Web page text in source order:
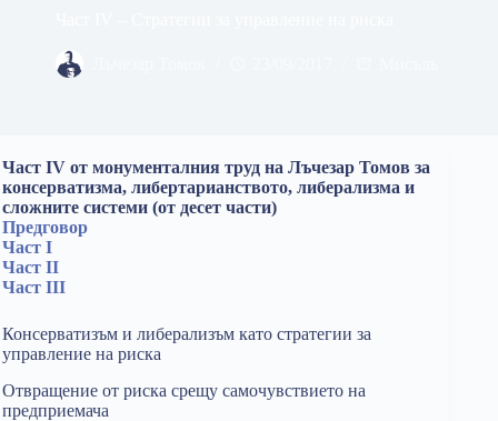
Част IV от монументалния труд на Лъчезар Томов за
консерватизма, либертарианството, либерализма и
сложните системи (от десет части)
Предговор
Част I
Част II
Част III
Консерватизъм и либерализъм като стратегии за
управление на риска
Отвращение от риска срещу самочувствието на
предприемача